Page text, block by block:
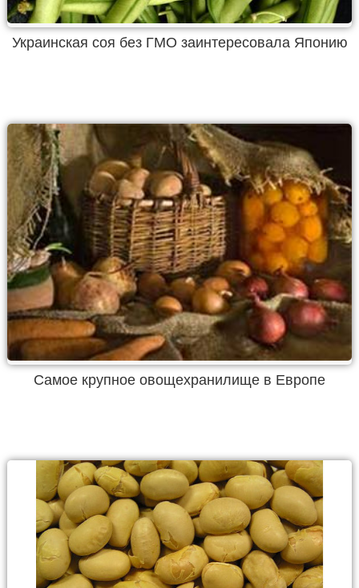
Украинская соя без ГМО заинтересовала Японию
Самое крупное овощехранилище в Европе